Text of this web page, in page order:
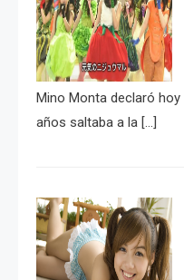
Mino Monta declaró
años saltaba a la […]